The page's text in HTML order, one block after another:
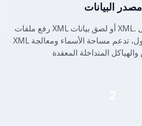
مصدر البيانات
رفع ملفات XML أو لصق بيانات XML. تحلل الأداة تلقائياً هيكل
XML وتحوله إلى تنسيق جدول، تدعم مساحة الأسماء ومعالجة